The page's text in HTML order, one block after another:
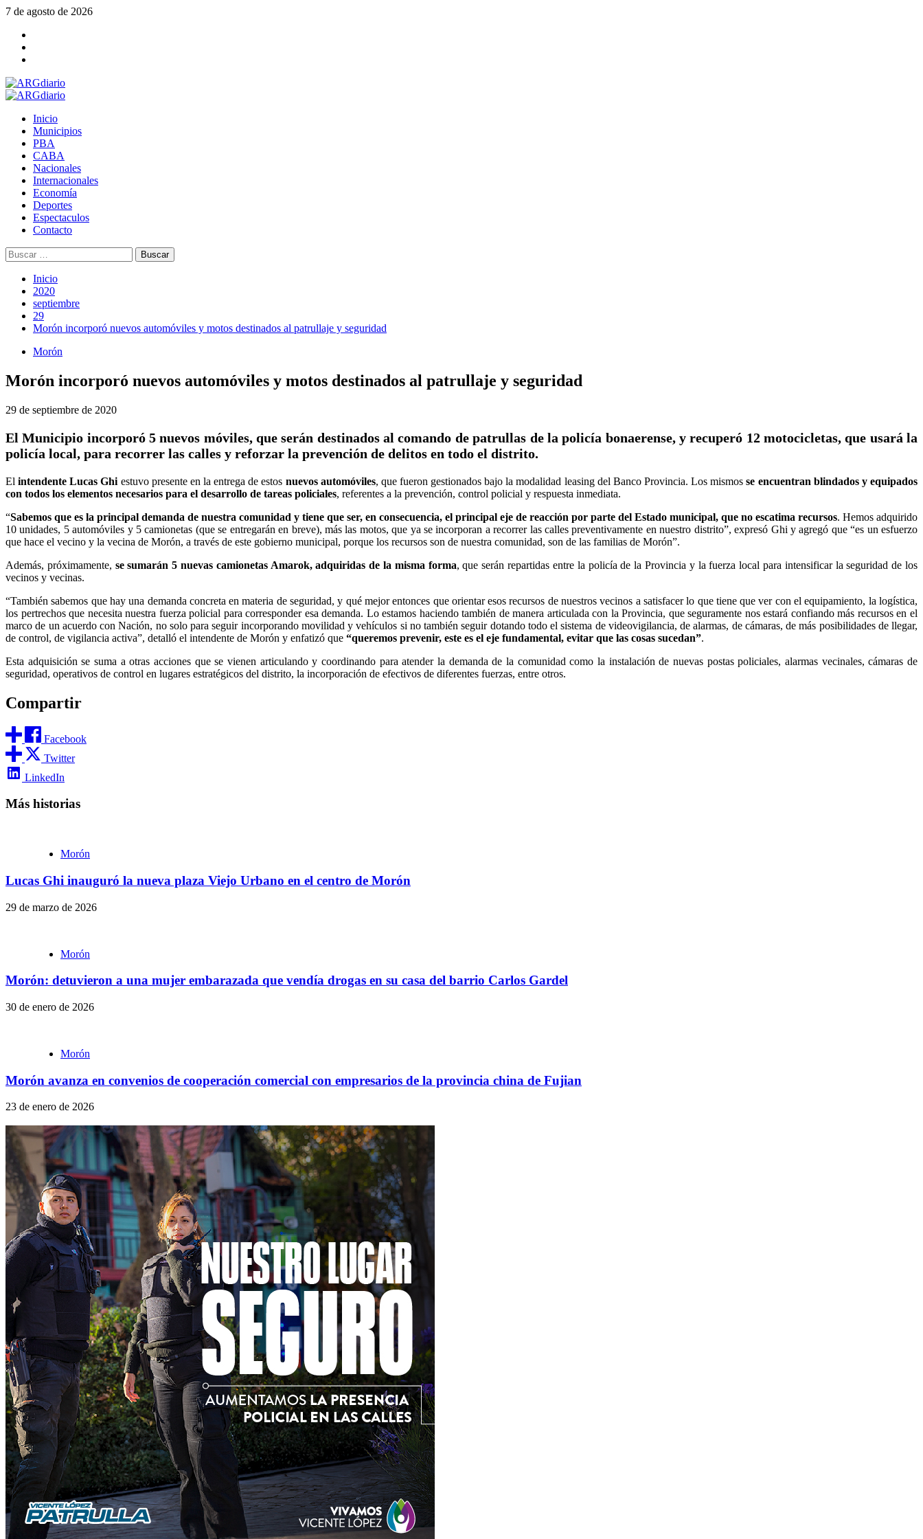
Saltar
contenido
7 de agosto de 2026
Menú
Inicio
Municipios
PBA
CABA
Nacionales
Internacionales
Economía
Deportes
Espectaculos
Contacto
Buscar:
Inicio
2020
septiembre
29
Morón incorporó nuevos automóviles y motos destinados al patrullaje y seguridad
Morón
Morón incorporó nuevos automóviles y motos destinados al patrullaje y seguridad
29 de septiembre de 2020
El Municipio incorporó 5 nuevos móviles, que serán destinados al comando de patrullas de la policía bonaerense, y recuperó 12 motocicletas, que usará la
policía local, para recorrer las calles y reforzar la prevención de delitos en todo el distrito.
Elintendente Lucas Ghi estuvo presente en la entrega de estos nuevos automóviles, que fueron gestionados bajo la modalidad leasing del Banco Provincia. Los mismosse encuentran blindados y equipados
con todos los elementos necesarios para el desarrollo de tareas policiales, referentes a la prevención, control policial y respuesta inmediata.
“Sabemos que es la principal demanda de nuestra comunidad y tiene que ser, en consecuencia, el principal eje de reacción por parte del Estado municipal, que no escatima recursos. Hemos adquirido
10 unidades, 5 automóviles y 5 camionetas (que se entregarán en breve), más las motos, que ya se incorporan a recorrer las calles preventivamente en nuestro distrito”, expresó Ghi y agregó que “es un esfuerzo
que hace el vecino y la vecina de Morón, a través de este gobierno municipal, porque los recursos son de nuestra comunidad, son de las familias de Morón”.
Además, próximamente, se sumarán 5 nuevas camionetas Amarok, adquiridas de la misma forma, que serán repartidas entre la policía de la Provincia y la fuerza local para intensificar la seguridad de los
vecinos y vecinas.
“También sabemos que hay una demanda concreta en materia de seguridad, y qué mejor entonces que orientar esos recursos de nuestros vecinos a satisfacer lo que tiene que ver con el equipamiento, la logística,
los pertrechos que necesita nuestra fuerza policial para corresponder esa demanda. Lo estamos haciendo también de manera articulada con la Provincia, que seguramente nos estará confiando más recursos en el
marco de un acuerdo con Nación, no solo para seguir incorporando movilidad y vehículos si no también seguir dotando todo el sistema de videovigilancia, de alarmas, de cámaras, de más posibilidades de llegar,
de control, de vigilancia activa”, detalló el intendente de Morón y enfatizó que “queremos prevenir, este es el eje fundamental, evitar que las cosas sucedan”.
Esta adquisición se suma a otras acciones que se vienen articulando y coordinando para atender la demanda de la comunidad como la instalación de nuevas postas policiales, alarmas vecinales, cámaras de
seguridad, operativos de control en lugares estratégicos del distrito, la incorporación de efectivos de diferentes fuerzas, entre otros.
Compartir
Facebook
Twitter
LinkedIn
Más historias
Morón
Lucas Ghi inauguró la nueva plaza Viejo Urbano en el centro de Morón
29 de marzo de 2026
Morón
Morón: detuvieron a una mujer embarazada que vendía drogas en su casa del barrio Carlos Gardel
30 de enero de 2026
Morón
Morón avanza en convenios de cooperación comercial con empresarios de la provincia china de Fujian
23 de enero de 2026